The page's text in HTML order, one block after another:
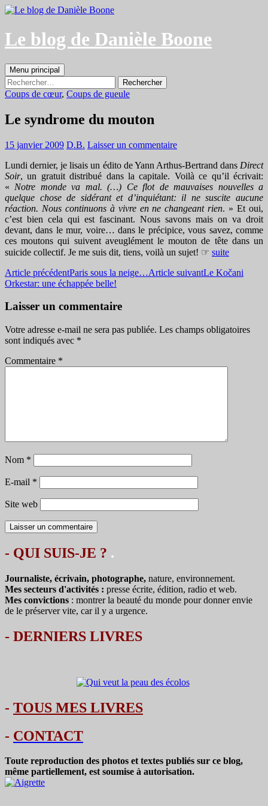
Aller
contenu
Le blog de Danièle Boone
Recherche
Menu principal
Rechercher :
Coups de cœur, Coups de gueule
Le syndrome du mouton
15 janvier 2009 D.B. Laisser un commentaire
Lundi dernier, je lisais un édito de Yann Arthus-Bertrand dans Direct
Soir, un gratuit distribué dans la capitale. Voilà ce qu’il écrivait:
« Notre monde va mal. (…) Ce flot de mauvaises nouvelles a
quelque chose de sidérant et d’inquiétant: il ne suscite aucune
réaction. Nous continuons à vivre en ne changeant rien. » Et oui,
c’est bien cela qui est fascinant. Nous savons mais on va droit
devant, dans le mur, voire… dans le précipice, vous savez, comme
ces moutons qui suivent aveuglément le mouton de tête dans un
suicide collectif. Je me suis dit, tiens, voilà un sujet! ☞ suite
Navigation
des
articles
Article précédentParis sous la neige…Article suivantLe Kočani
Orkestar: une échappée belle!
Laisser un commentaire
Votre adresse e-mail ne sera pas publiée. Les champs obligatoires
sont indiqués avec *
Commentaire *
Nom *
E-mail *
Site web
- QUI SUIS-JE ? .
Journaliste, écrivain, photographe, nature, environnement.
Mes secteurs d'activités : presse écrite, édition, radio et web.
Mes convictions : montrer la beauté du monde pour donner envie
de le préserver vite, car il y a urgence.
- DERNIERS LIVRES
- TOUS MES LIVRES
- CONTACT
Toute reproduction des photos et textes publiés sur ce blog,
même partiellement, est soumise à autorisation.